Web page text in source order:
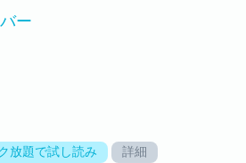
ー
放題で試し読み 詳細